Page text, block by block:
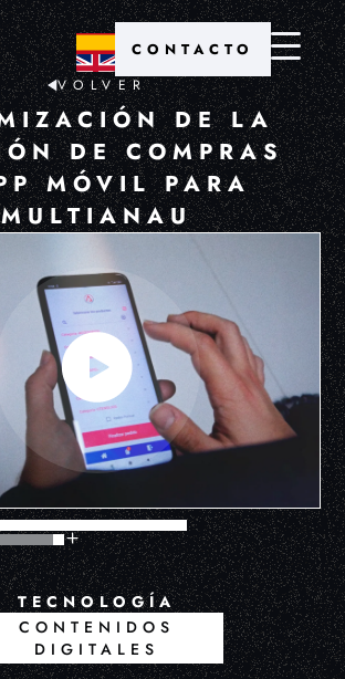
CONTACTO
VOLVER
DE LA
DE COMPRAS
MÓVIL PARA
MULTIANAU
TECNOLOGÍA
CONTENIDOS
DIGITALES